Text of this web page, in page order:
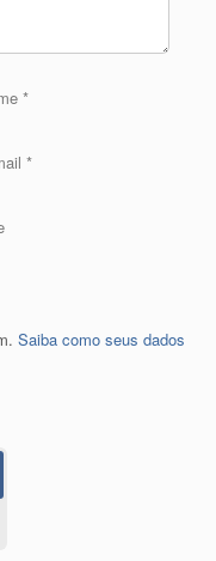
*
*
Saiba como seus dados